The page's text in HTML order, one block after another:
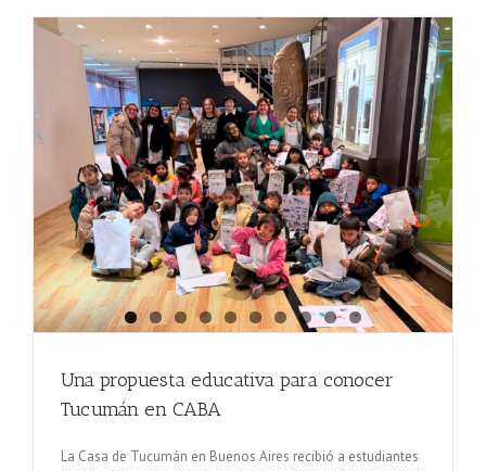
Una propuesta educativa para conocer
Tucumán en CABA
La Casa de Tucumán en Buenos Aires recibió a estudiantes